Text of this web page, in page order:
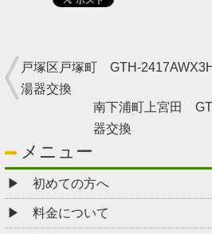
戸塚区戸塚町 GTH-
湯器交換
南下浦町上宮田
器交換
メニュー
初めての方へ
料金について